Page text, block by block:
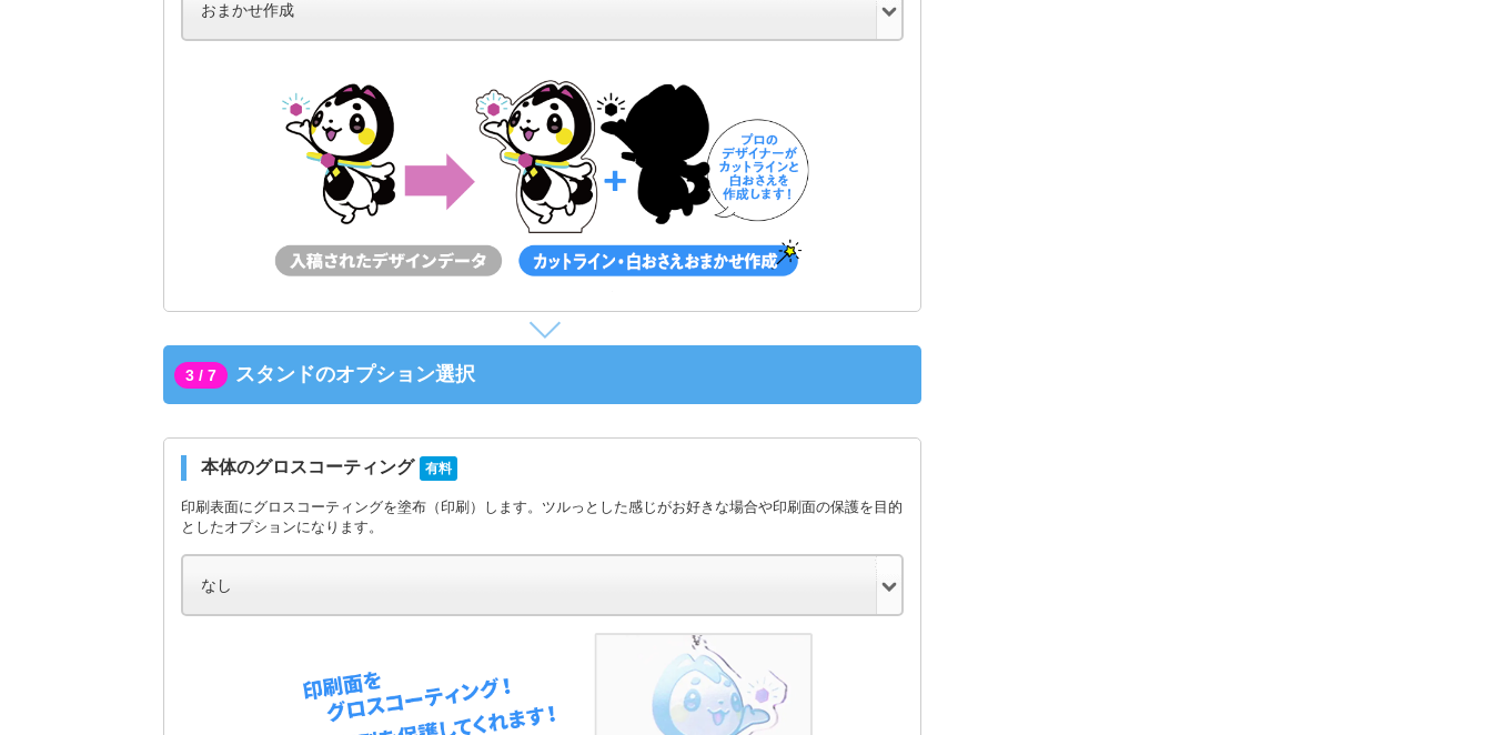
3 / 7 スタンドのオプション選択
本体のグロスコーティング 有料
印刷表面にグロスコーティングを塗布（印刷）します。ツルっとした感じがお好きな場合や印刷面の保護を目的
としたオプションになります。